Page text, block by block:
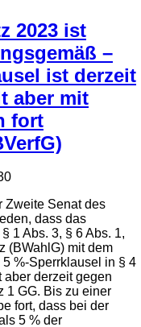
2023 ist
–
ist derzeit
aber mit
fort
Zweite Senat des
dass das
1 Abs. 3, § 6 Abs. 1,
(BWahlG) mit dem
%-Sperrklausel in § 4
aber derzeit gegen
1 GG. Bis zu einer
fort, dass bei der
5 % der